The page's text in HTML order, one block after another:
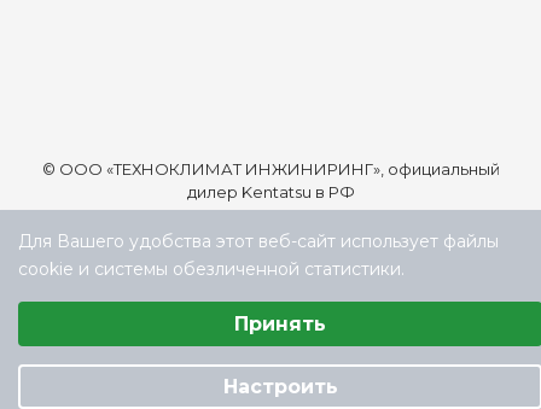
© ООО «ТЕХНОКЛИМАТ ИНЖИНИРИНГ», официальный
дилер Kentatsu в РФ
Для Вашего удобства этот веб-сайт использует файлы
cookie и системы обезличенной статистики.
Принять
Настроить